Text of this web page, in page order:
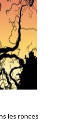
les ronces